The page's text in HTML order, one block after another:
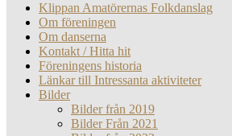
Klippan Amatörernas Folkdanslag
Om föreningen
Om danserna
Kontakt / Hitta hit
Föreningens historia
Länkar till Intressanta aktiviteter
Bilder
Bilder från 2019
Bilder Från 2021